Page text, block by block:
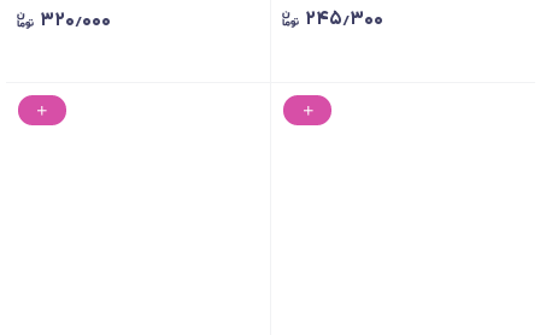
۲۴۵٫۳۰۰ ۳۲۰٫۰۰۰